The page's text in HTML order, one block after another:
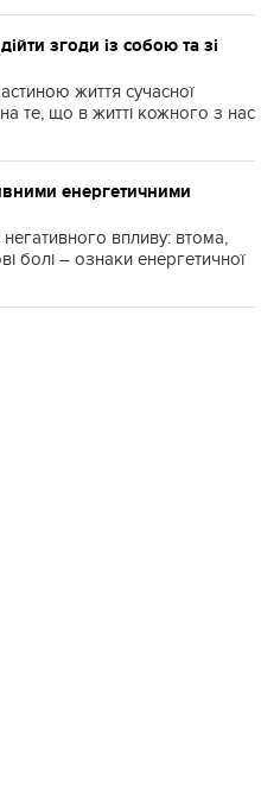
згоди із собою та зі
життя сучасної
те, що в житті кожного з нас
енергетичними
впливу: втома,
болі – ознаки енергетичної